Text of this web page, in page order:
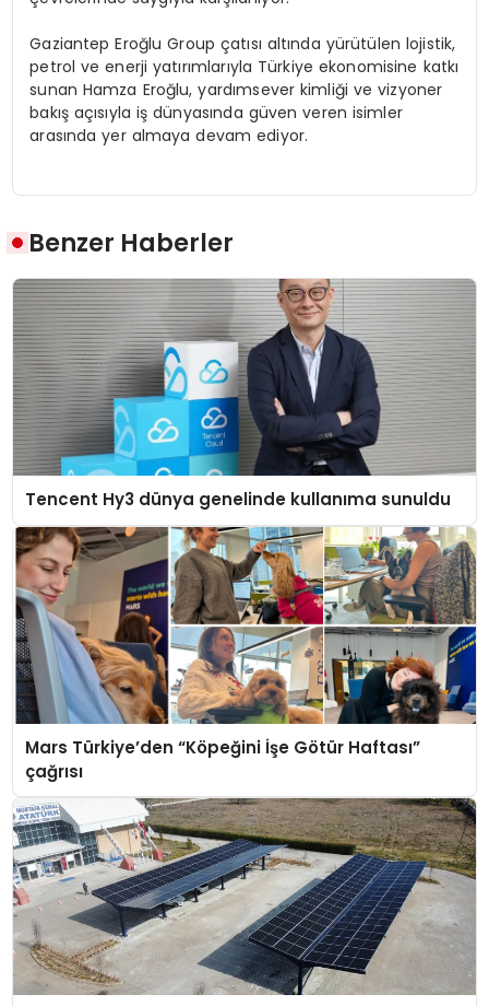
Gaziantep Eroğlu Group çatısı altında yürütülen lojistik,
petrol ve enerji yatırımlarıyla Türkiye ekonomisine katkı
sunan Hamza Eroğlu, yardımsever kimliği ve vizyoner
bakış açısıyla iş dünyasında güven veren isimler
arasında yer almaya devam ediyor.
Benzer Haberler
Tencent Hy3 dünya genelinde kullanıma sunuldu
Mars Türkiye’den “Köpeğini İşe Götür Haftası”
çağrısı